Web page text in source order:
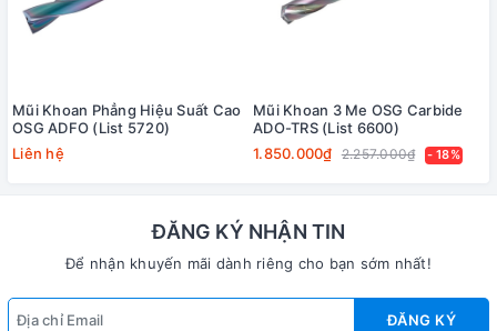
Mũi Khoan Phẳng Hiệu Suất Cao
OSG ADFO (List 5720)
Liên hệ
Mũi Khoan 3 Me OSG Carbide
ADO-TRS (List 6600)
1.850.000₫ 2.257.000₫ - 18%
ĐĂNG KÝ NHẬN TIN
Để nhận khuyến mãi dành riêng cho bạn sớm nhất!
ĐĂNG KÝ